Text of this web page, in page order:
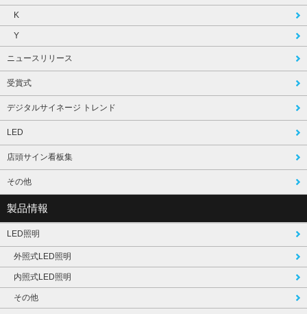
K
Y
ニュースリリース
受賞式
デジタルサイネージ トレンド
LED
店頭サイン看板集
その他
製品情報
LED照明
外照式LED照明
内照式LED照明
その他